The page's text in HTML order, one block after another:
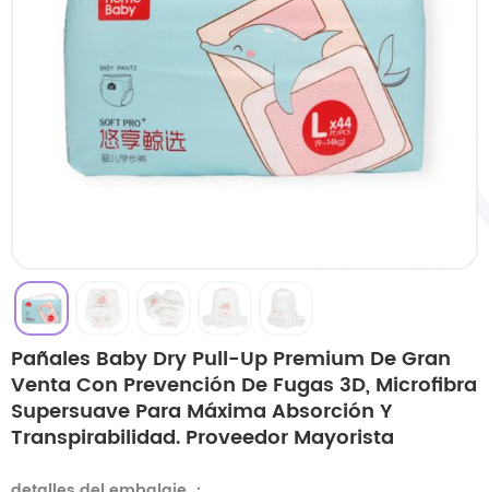
Pañales Baby Dry Pull-Up Premium De Gran
Venta Con Prevención De Fugas 3D, Microfibra
Supersuave Para Máxima Absorción Y
Transpirabilidad. Proveedor Mayorista